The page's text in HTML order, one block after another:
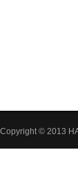
Copyright © 2013